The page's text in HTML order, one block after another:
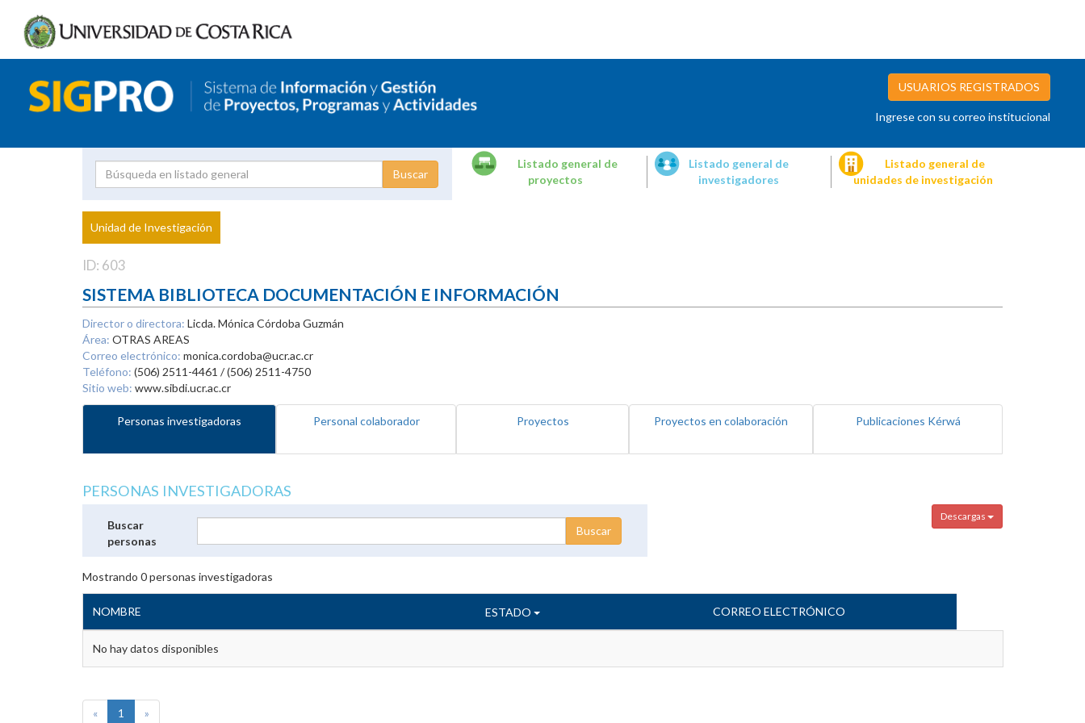
USUARIOS REGISTRADOS
Ingrese con su correo institucional
Proyecto
Investigador
Listado general de
proyectos
Listado general de
investigadores
Listado general de
unidades de investigación
Unidad de Investigación
ID: 603
SISTEMA BIBLIOTECA DOCUMENTACIÓN E INFORMACIÓN
Director o directora: Licda. Mónica Córdoba Guzmán
Área: OTRAS AREAS
Correo electrónico: monica.cordoba@ucr.ac.cr
Teléfono: (506) 2511-4461 / (506) 2511-4750
Sitio web: www.sibdi.ucr.ac.cr
Personas investigadoras Personal colaborador Proyectos Proyectos en colaboración Publicaciones Kérwá
PERSONAS INVESTIGADORAS
Descargas
Buscar
personas
Mostrando 0personas investigadoras
NOMBRE ESTADO CORREO ELECTRÓNICO
No hay datos disponibles
« 1 »